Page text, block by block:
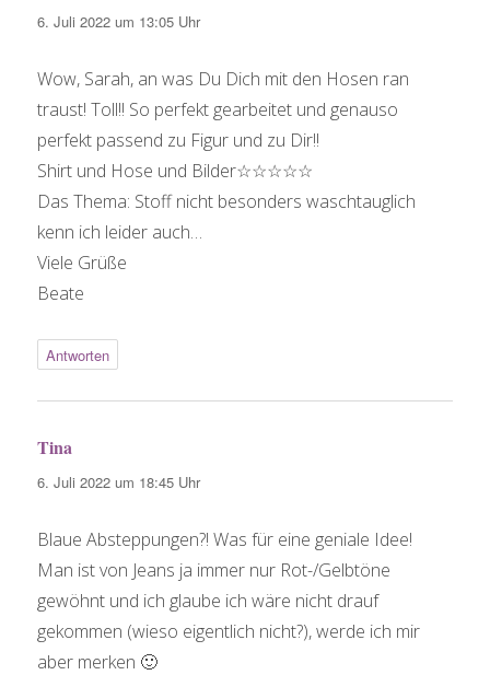
6. Juli 2022 um 13:05 Uhr
Wow, Sarah, an was Du Dich mit den Hosen ran
traust! Toll!! So perfekt gearbeitet und genauso
perfekt passend zu Figur und zu Dir!!
Shirt und Hose und Bilder☆☆☆☆☆
Das Thema: Stoff nicht besonders waschtauglich
kenn ich leider auch…
Viele Grüße
Beate
Antworten
Tina
6. Juli 2022 um 18:45 Uhr
Blaue Absteppungen?! Was für eine geniale Idee!
Man ist von Jeans ja immer nur Rot-/Gelbtöne
gewöhnt und ich glaube ich wäre nicht drauf
gekommen (wieso eigentlich nicht?), werde ich mir
aber merken 🙂